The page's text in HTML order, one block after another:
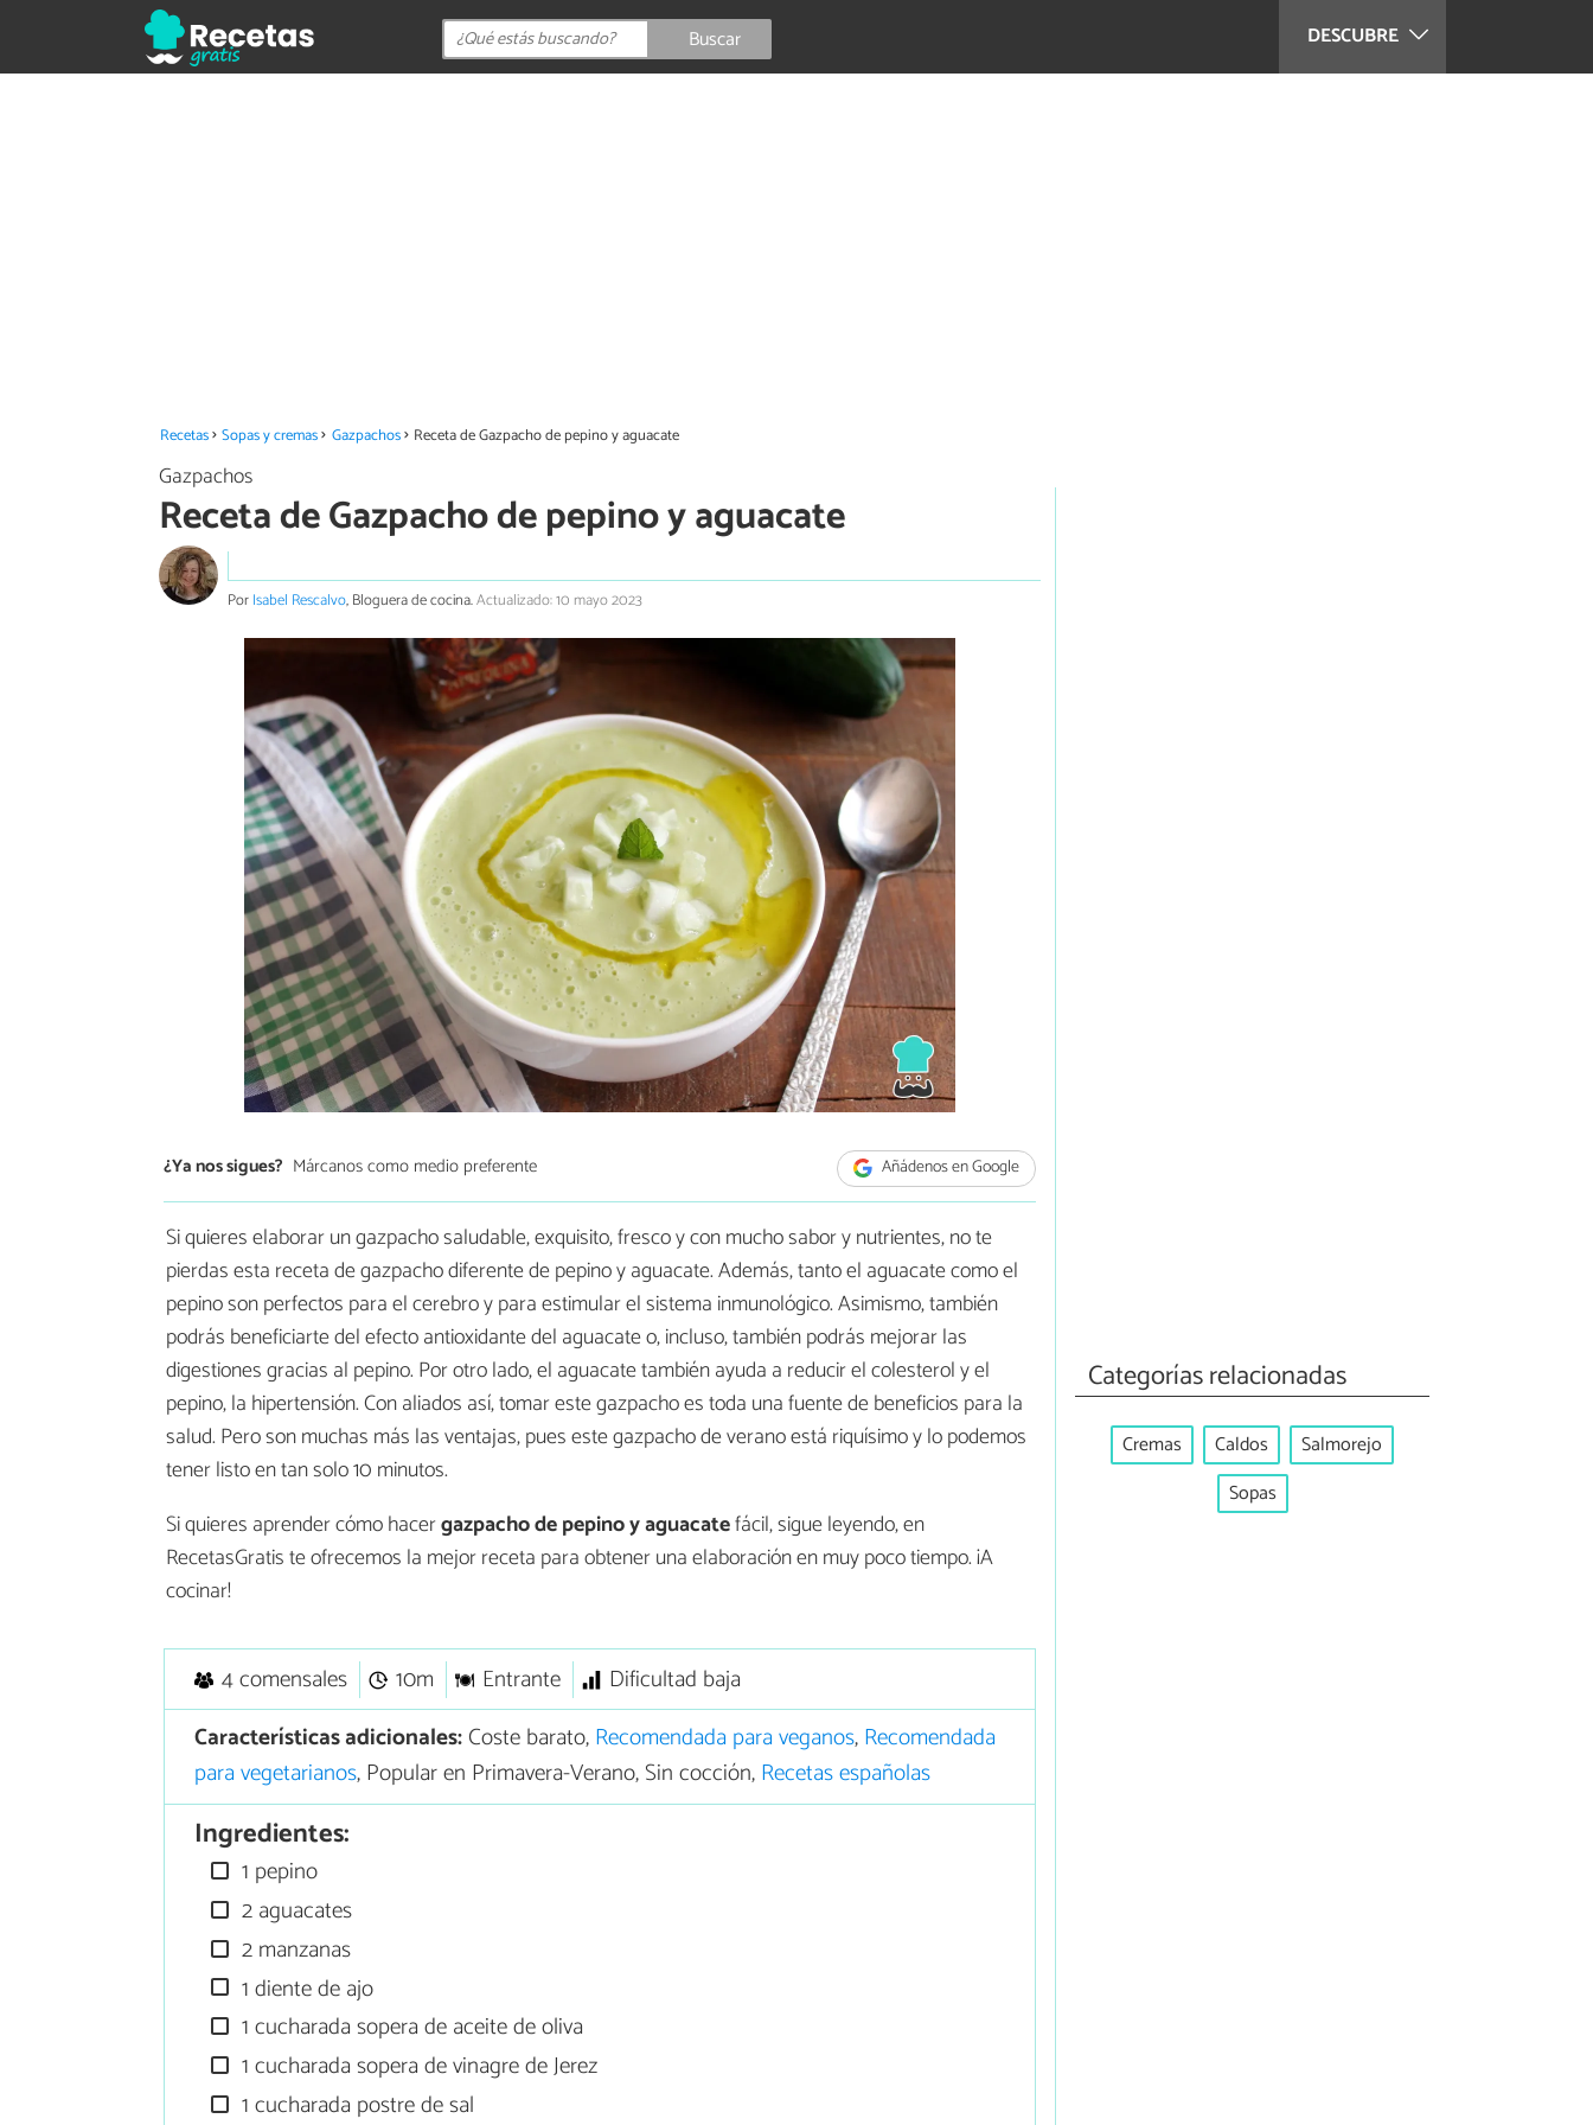
DESCUBRE
Buscar
Recetas Sopas y cremas Gazpachos Receta de Gazpacho de pepino y aguacate
Gazpachos
Receta de Gazpacho de pepino y aguacate
PorIsabel Rescalvo, Bloguera de cocina.Actualizado: 10 mayo 2023
¿Ya nos sigues? Márcanos como medio preferente Añádenos en Google
Si quieres elaborar un gazpacho saludable, exquisito, fresco y con mucho sabor y nutrientes, no te
pierdas esta receta de gazpacho diferente de pepino y aguacate. Además, tanto el aguacate como el
pepino son perfectos para el cerebro y para estimular el sistema inmunológico. Asimismo, también
podrás beneficiarte del efecto antioxidante del aguacate o, incluso, también podrás mejorar las
digestiones gracias al pepino. Por otro lado, el aguacate también ayuda a reducir el colesterol y el
pepino, la hipertensión. Con aliados así, tomar este gazpacho es toda una fuente de beneficios para la
salud. Pero son muchas más las ventajas, pues este gazpacho de verano está riquísimo y lo podemos
tener listo en tan solo 10 minutos.
Si quieres aprender cómo hacergazpacho de pepino y aguacatefácil, sigue leyendo, en
RecetasGratis te ofrecemos la mejor receta para obtener una elaboración en muy poco tiempo. ¡A
cocinar!
4 comensales 10m Entrante
Dificultad baja
Características adicionales:Coste barato,Recomendada para veganos,Recomendada
para vegetarianos, Popular en Primavera-Verano, Sin cocción,Recetas españolas
Ingredientes:
1 pepino
2 aguacates
2 manzanas
1 diente de ajo
1 cucharada sopera de aceite de oliva
1 cucharada sopera de vinagre de Jerez
1 cucharada postre de sal
Categorías relacionadas
Cremas Caldos
Salmorejo
Sopas